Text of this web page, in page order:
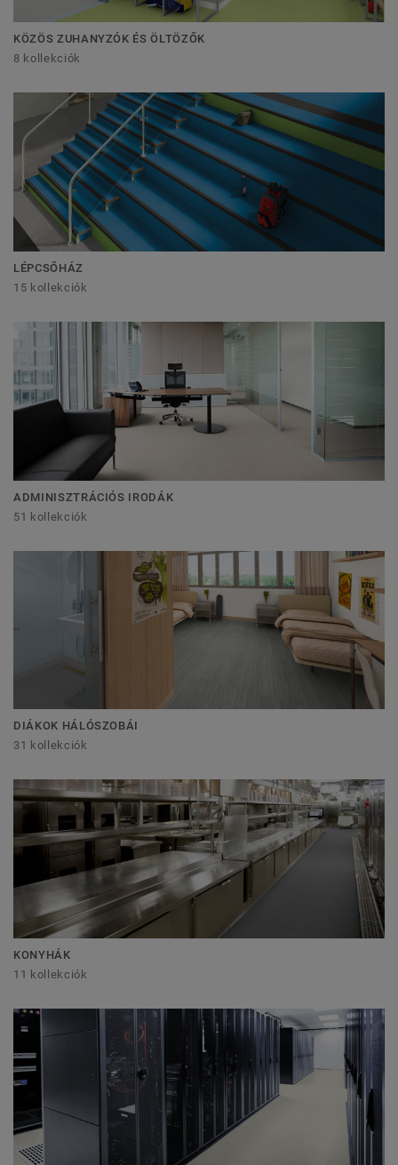
KÖZÖS ZUHANYZÓK ÉS ÖLTÖZŐK
8 kollekciók
LÉPCSŐHÁZ
15 kollekciók
ADMINISZTRÁCIÓS IRODÁK
51 kollekciók
DIÁKOK HÁLÓSZOBÁI
31 kollekciók
KONYHÁK
11 kollekciók